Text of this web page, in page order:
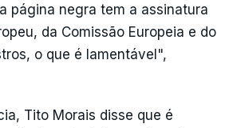
página negra tem a assinatura
da Comissão Europeia e do
o que é lamentável",
Tito Morais disse que é